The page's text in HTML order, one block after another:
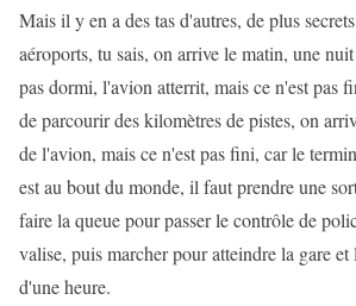
Mais il y en a des tas d'autres, de plus
aéroports, tu sais, on arrive le matin, une
pas dormi, l'avion atterrit, mais ce n'est pas
de parcourir des kilomètres de pistes, on
de l'avion, mais ce n'est pas fini, car le
est au bout du monde, il faut prendre une
faire la queue pour passer le contrôle de
valise, puis marcher pour atteindre la gare
d'une heure.